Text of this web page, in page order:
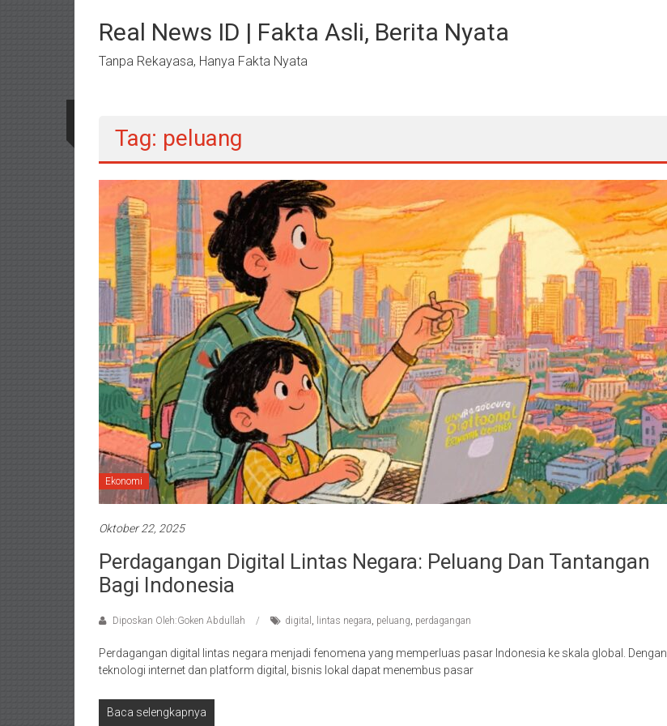
kontenReal News ID | Fakta Asli, Berita Nyata
Tanpa Rekayasa, Hanya Fakta Nyata
Tag: peluang
Ekonomi
Oktober 22, 2025
Perdagangan Digital Lintas Negara: Peluang Dan Tantangan
Bagi Indonesia
Diposkan Oleh:Goken Abdullah digital , lintas negara, peluang, perdagangan
Perdagangan digital lintas negara menjadi fenomena yang memperluas pasar Indonesia ke skala global. Dengan
teknologi internet dan platform digital, bisnis lokal dapat menembus pasar
Baca selengkapnya